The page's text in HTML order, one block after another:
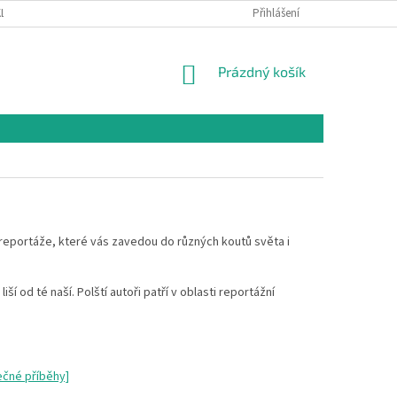
ŘÁD OCHRANA OSOBNÍCH ÚDAJŮ A PODMÍNKY UŽITÍ
Přihlášení
NÁKUPNÍ
Prázdný košík
které vás zavedou do různých koutů světa i
od té naší. Polští autoři patří v oblasti reportážní
příběhy]